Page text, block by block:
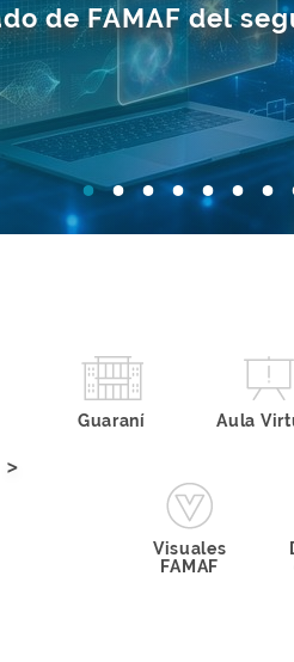
de FAMAF del
Reclamo
El CIN presentó dos
dirigidas a la
>
Guaraní Aula
Visuales
FAMAF